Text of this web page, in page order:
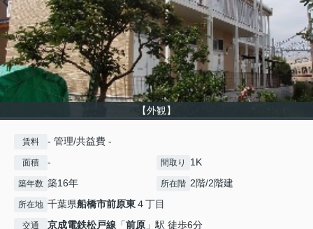
【外観】
賃料 - 管理/共益費 -
面積 - 間取り 1K
築年数 築16年 所在階 2階/2階建
所在地 千葉県船橋市前原東４丁目
交通 京成電鉄松戸線 「前原 」駅 徒歩6分